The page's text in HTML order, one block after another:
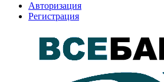
Авторизация
Регистрация